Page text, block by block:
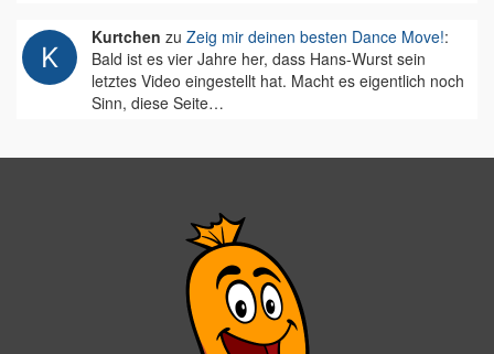
Kurtchen zu Zeig mir deinen besten Dance Move!:
Bald ist es vier Jahre her, dass Hans-Wurst sein
letztes Video eingestellt hat. Macht es eigentlich noch
Sinn, diese Seite…